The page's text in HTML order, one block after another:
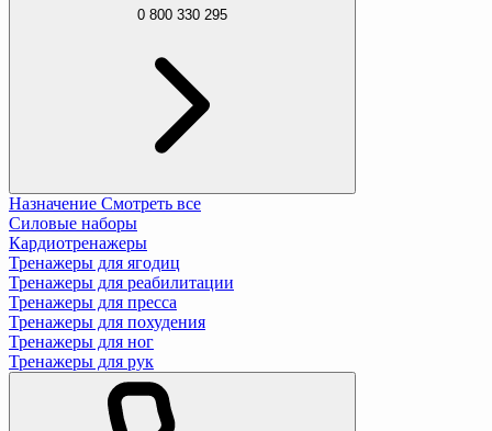
0 800 330 295
Назначение Смотреть все
Силовые наборы
Кардиотренажеры
Тренажеры для ягодиц
Тренажеры для реабилитации
Тренажеры для пресса
Тренажеры для похудения
Тренажеры для ног
Тренажеры для рук